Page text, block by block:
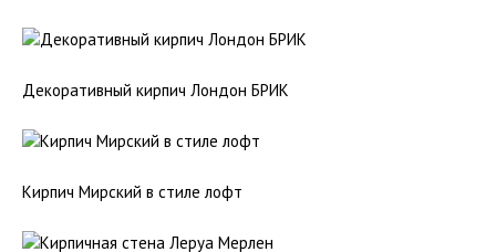
Декоративный кирпич Лондон БРИК
Кирпич Мирский в стиле лофт